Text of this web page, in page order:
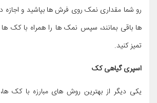
رو شما مقداری نمک روی فرش ها بپاشید و اجازه
ها باقی بمانند، سپس نمک ها را همراه با کک
تمیز کنید.
اسپری گیاهی کک
یکی دیگر از بهترین روش های مبارزه با کک